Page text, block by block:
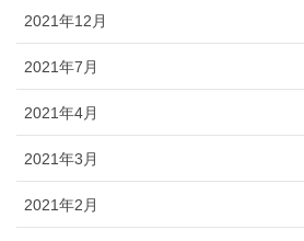
2021年12月
2021年7月
2021年4月
2021年3月
2021年2月